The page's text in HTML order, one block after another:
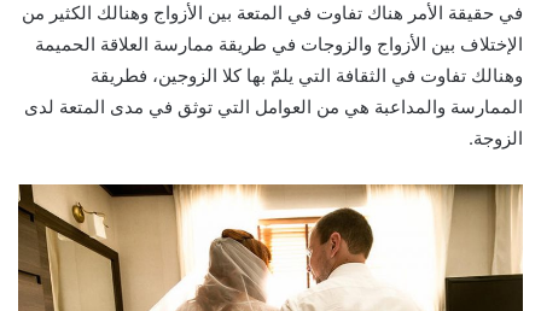
في حقيقة الأمر هناك تفاوت في المتعة بين الأزواج وهنالك الكثير من
الإختلاف بين الأزواج والزوجات في طريقة ممارسة العلاقة الحميمة
وهنالك تفاوت في الثقافة التي يلمّ بها كلا الزوجين، فطريقة
الممارسة والمداعبة هي من العوامل التي توثق في مدى المتعة لدى
الزوجة.